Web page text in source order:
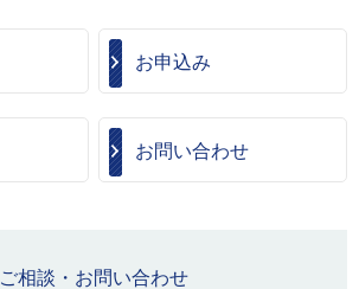
お申込み
お問い合わせ
ご相談・お問い合わせ